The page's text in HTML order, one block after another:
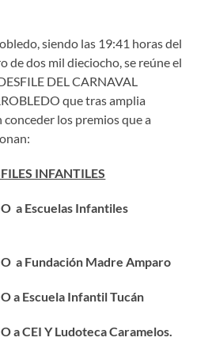
siendo las 19:41 horas del
de dos mil dieciocho, se reúne el
DEL CARNAVAL
que tras amplia
los premios que a
INFANTILES
a Escuelas Infantiles
a Fundación Madre Amparo
a Escuela Infantil Tucán
a CEI Y Ludoteca Caramelos.